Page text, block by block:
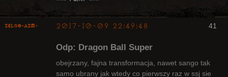
41
ZelgO-AZM- 2017-10-09 22:49:48
Odp: Dragon Ball Super
obejrzany, fajna transformacja, nawet sango tak
samo ubrany jak wtedy co pierwszy raz w ssj sie